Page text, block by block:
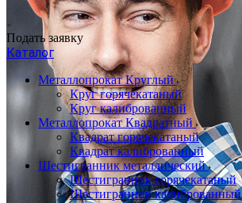
Подать заявку
Каталог
Металлопрокат Круглый
Круг горячекатаный
Круг калиброванный
Металлопрокат Квадратный
Квадрат горячекатаный
Квадрат калиброванный
Шестигранник металлический
Шестигранник горячекатаный
Шестигранник калиброванный